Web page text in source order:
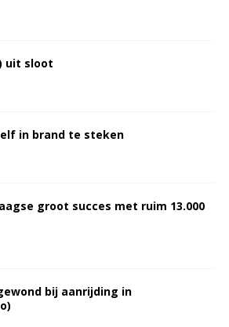
uit sloot
in brand te steken
groot succes met ruim 13.000
bij aanrijding in